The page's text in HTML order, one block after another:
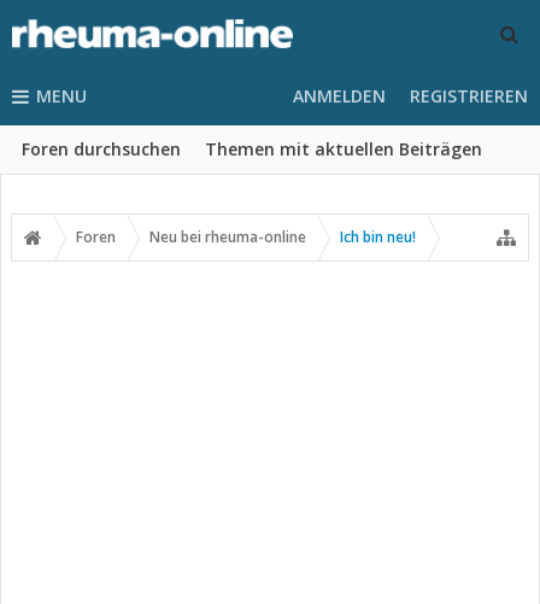
MENU
Foren durchsuchen Themen mit aktuellen Beiträgen
ANMELDEN REGISTRIEREN
Foren Neu bei rheuma-online Ich bin neu!